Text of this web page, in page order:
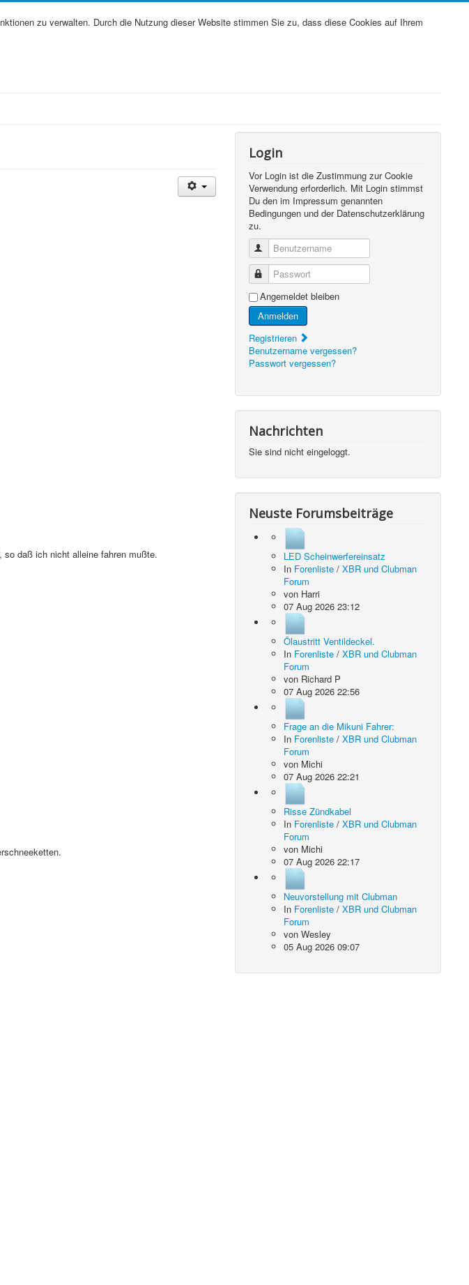
zu verwalten. Durch die Nutzung dieser Website stimmen Sie zu, dass diese Cookies auf Ihrem
so daß ich nicht alleine fahren mußte.
Login
Vor Login ist die Zustimmung zur Cookie
Verwendung erforderlich. Mit Login stimmst
Du den im Impressum genannten
Bedingungen und der Datenschutzerklärung
zu.
Benutzername
Passwort
Angemeldet bleiben
Anmelden
Registrieren
Benutzername vergessen?
Passwort vergessen?
Nachrichten
Sie sind nicht eingeloggt.
Neuste Forumsbeiträge
LED Scheinwerfereinsatz
In Forenliste /XBR und Clubman
Forum
von Harri
07 Aug 2026 23:12
Ölaustritt Ventildeckel.
In Forenliste /XBR und Clubman
Forum
von Richard P
07 Aug 2026 22:56
Frage an die Mikuni Fahrer:
In Forenliste /XBR und Clubman
Forum
von Michi
07 Aug 2026 22:21
Risse Zündkabel
In Forenliste /XBR und Clubman
Forum
von Michi
07 Aug 2026 22:17
Neuvorstellung mit Clubman
In Forenliste /XBR und Clubman
Forum
vonWesley
05 Aug 2026 09:07